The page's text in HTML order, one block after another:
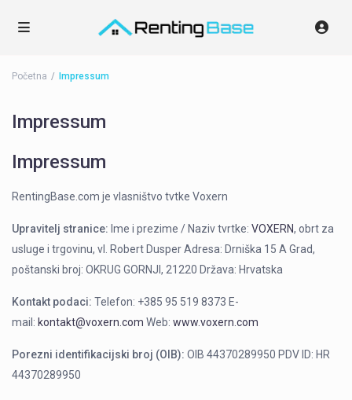
Početna Impressum
Impressum
Impressum
RentingBase.com je vlasništvo tvtke Voxern
Upravitelj stranice: Ime i prezime / Naziv tvrtke:VOXERN, obrt za
usluge i trgovinu, vl. Robert Dusper Adresa: Drniška 15 A Grad,
poštanski broj: OKRUG GORNJI, 21220 Država: Hrvatska
Kontakt podaci: Telefon: +385 95 519 8373 E-
mail: kontakt@voxern.com Web:www.voxern.com
Porezni identifikacijski broj (OIB): OIB 44370289950 PDV ID: HR
44370289950